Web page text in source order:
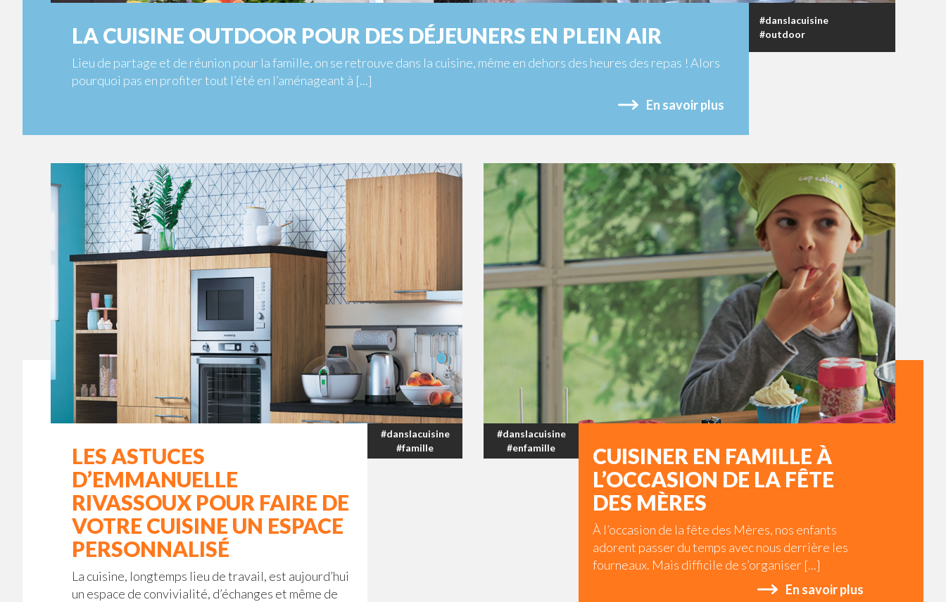
LA CUISINE OUTDOOR POUR DES DÉJEUNERS EN PLEIN AIR
Lieu de partage et de réunion pour la famille, on se retrouve dans la cuisine, même en dehors des heures des repas ! Alors
pourquoi pas en profiter tout l’été en l’aménageant à [...]
En savoir plus
#danslacuisine
#outdoor
LES ASTUCES
D’EMMANUELLE
RIVASSOUX POUR FAIRE DE
VOTRE CUISINE UN ESPACE
PERSONNALISÉ
La cuisine, longtemps lieu de travail, est aujourd’hui
un espace de convivialité, d’échanges et même de
#danslacuisine
#famille
CUISINER EN FAMILLE À
L’OCCASION DE LA FÊTE
DES MÈRES
À l’occasion de la fête des Mères, nos enfants
adorent passer du temps avec nous derrière les
fourneaux. Mais difficile de s’organiser [...]
En savoir plus
#danslacuisine
#enfamille